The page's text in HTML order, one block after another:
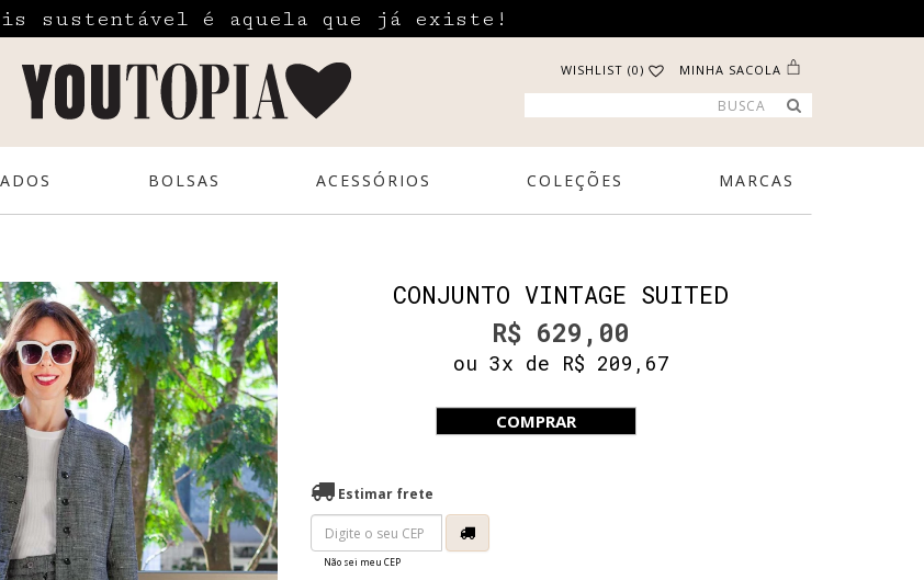
sustentável é aquela que já existe!
WISHLIST (0) MINHA SACOLA
BOLSAS ACESSÓRIOS COLEÇÕES MARCAS
CONJUNTO VINTAGE SUITED
R$ 629,00
ou 3x de R$ 209,67
COMPRAR
Estimar frete
Não sei meu CEP